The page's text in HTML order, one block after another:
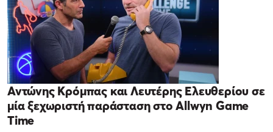
Αντώνης Κρόμπας και Λευτέρης Ελευθερίου σε
μία ξεχωριστή παράσταση στο Allwyn Game
Time